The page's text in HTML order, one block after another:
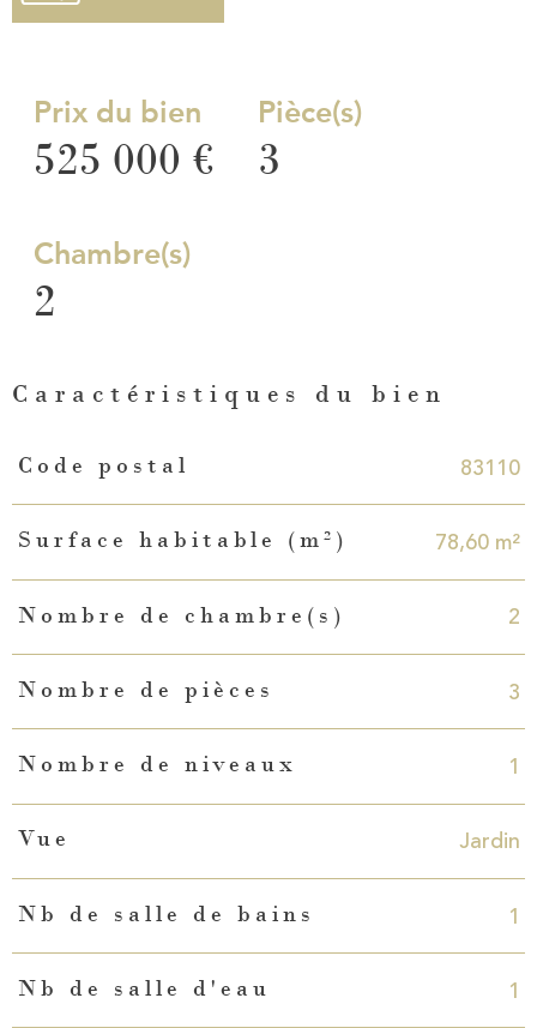
Prix du bien
525 000 €
Pièce(s)
3
Chambre(s)
2
Caractéristiques du bien
Caractéristiques
Code postal 83110
Surface habitable (m²) 78,60 m²
Nombre de chambre(s) 2
Nombre de pièces 3
Nombre de niveaux 1
Vue Jardin
Nb de salle de bains 1
Nb de salle d'eau 1